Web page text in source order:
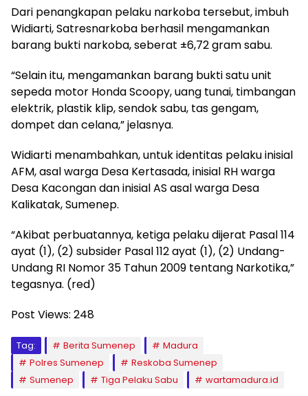
Dari penangkapan pelaku narkoba tersebut, imbuh
Widiarti, Satresnarkoba berhasil mengamankan
barang bukti narkoba, seberat ±6,72 gram sabu.
“Selain itu, mengamankan barang bukti satu unit
sepeda motor Honda Scoopy, uang tunai, timbangan
elektrik, plastik klip, sendok sabu, tas gengam,
dompet dan celana,” jelasnya.
Widiarti menambahkan, untuk identitas pelaku inisial
AFM, asal warga Desa Kertasada, inisial RH warga
Desa Kacongan dan inisial AS asal warga Desa
Kalikatak, Sumenep.
“Akibat perbuatannya, ketiga pelaku dijerat Pasal 114
ayat (1), (2) subsider Pasal 112 ayat (1), (2) Undang-
Undang RI Nomor 35 Tahun 2009 tentang Narkotika,”
tegasnya. (red)
Post Views: 248
Tag: Berita Sumenep
Madura
Polres Sumenep
Reskoba Sumenep
Sumenep
Tiga Pelaku Sabu wartamadura.id